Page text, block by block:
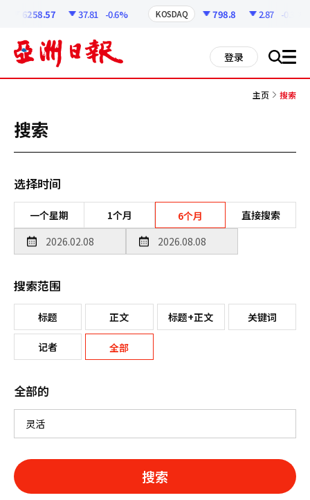
6258.57 37.81 -0.6% KOSDAQ 798.8 2.87 -0.36%
登录 搜 all
主页 搜索
搜索
选择时间
一个星期 1个月 6个月 直接搜索
搜索范围
标题 正文 标题+正文 关键词
记者 全部
全部的
搜索